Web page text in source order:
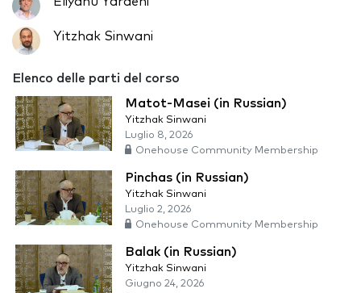
Yitzhak Sinwani
Elenco delle parti del corso
Matot-Masei (in Russian)
Yitzhak Sinwani
Luglio 8, 2026
Onehouse Community Membership
Pinchas (in Russian)
Yitzhak Sinwani
Luglio 2, 2026
Onehouse Community Membership
Balak (in Russian)
Yitzhak Sinwani
Giugno 24, 2026